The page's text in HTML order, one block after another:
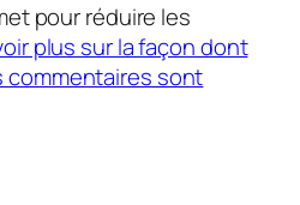
pour réduire les
plus sur la façon dont
commentaires sont